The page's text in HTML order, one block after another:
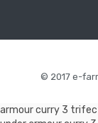
© 2017 e-
armour curry 3